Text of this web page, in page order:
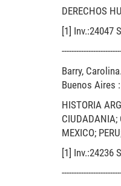
DERECHOS
[1] Inv.:24047
Barry,
Buenos Aires
HISTORIA
CIUDADANIA;
MEXICO;
[1] Inv.:24236